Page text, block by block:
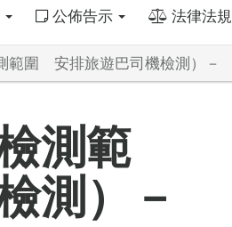
公佈告示 法律法規
範圍 安排旅遊巴司機檢測）－
測範
測）－